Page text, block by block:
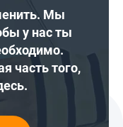
Мы
у нас ты
часть того,